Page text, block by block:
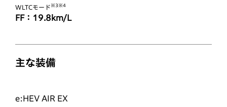
WLTCモード ※3※4
FF：19.8km/L
主な装備
e:HEV AIR EX